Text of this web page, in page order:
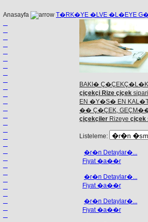
Anasayfa T�RK�YE �LVE �L�EYE
BAKI� Ç�ÇEKÇ�L�K
çiçekçi Rize çiçek
EN �Y�S� EN
�� Ç�ÇEK, GEÇM��
çiçekçiler Rizeye çiçek
Listeleme:
�r�n Detaylar�...
Fiyat �a��r
�r�n Detaylar�...
Fiyat �a��r
�r�n Detaylar�...
Fiyat �a��r